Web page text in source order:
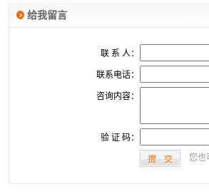
给我留言
联 系 人：
联系电话：
咨询内容：
验 证 码：
您也